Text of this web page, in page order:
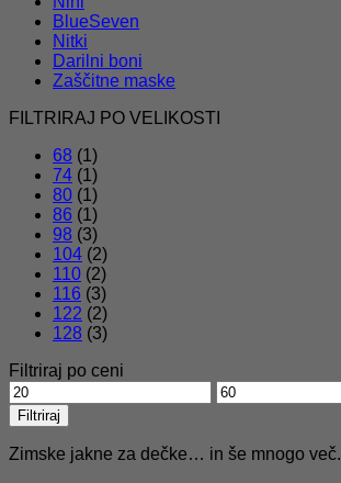
BlueSeven
Nitki
Darilni boni
Zaščitne maske
FILTRIRAJ PO VELIKOSTI
68 (1)
74 (1)
80 (1)
86 (1)
98 (3)
104 (2)
110 (2)
116 (3)
122 (2)
128 (3)
Filtriraj po ceni
Min
cena
Max
cena
Filtriraj
Zimske jakne za dečke… in še mnogo več.